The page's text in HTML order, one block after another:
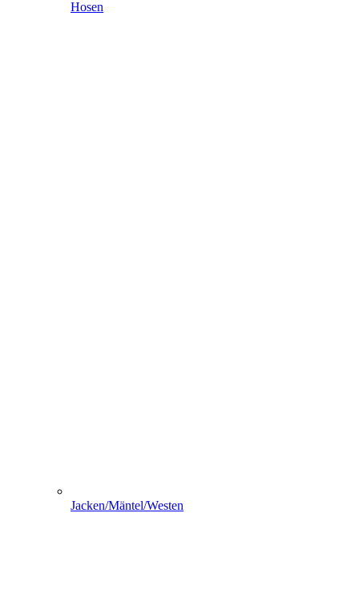
Hosen
Jacken/Mäntel/Westen